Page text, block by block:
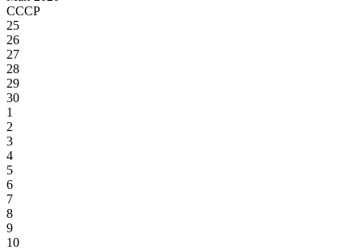
СССР
25
26
27
28
29
30
1
2
3
4
5
6
7
8
9
10